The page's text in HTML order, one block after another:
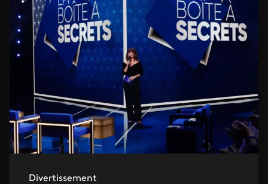
Divertissement